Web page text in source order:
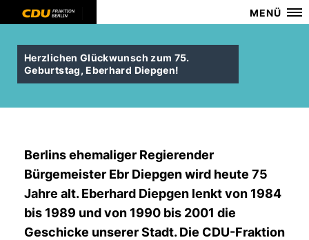
MENÜ
Herzlichen Glückwunsch zum 75.
Geburtstag, Eberhard Diepgen!
Berlins ehemaliger Regierender
Bürgemeister Ebr Diepgen wird heute 75
Jahre alt. Eberhard Diepgen lenkt von 1984
bis 1989 und von 1990 bis 2001 die
Geschicke unserer Stadt. Die CDU-Fraktion